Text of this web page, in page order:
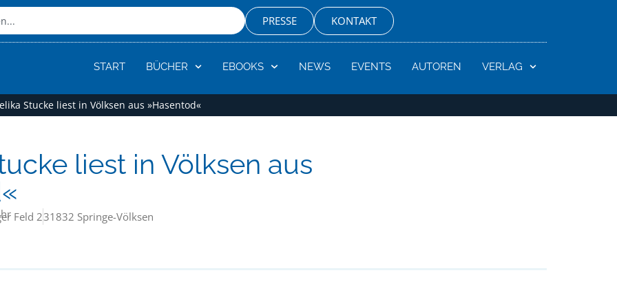
PRESSE KONTAKT
START BÜCHER EBOOKS NEWS EVENTS AUTOREN VERLAG
Stucke liest in Völksen aus »Hasentod«
liest in Völksen aus
Feld 231832 Springe-Völksen